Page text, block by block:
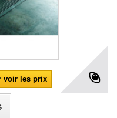
voir les prix